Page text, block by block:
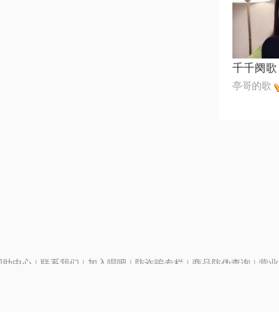
千千阕歌
亭哥的歌
助中心 | 联系我们 | 加入唱吧 | 防诈骗专栏 | 商品防伪查询 | 营